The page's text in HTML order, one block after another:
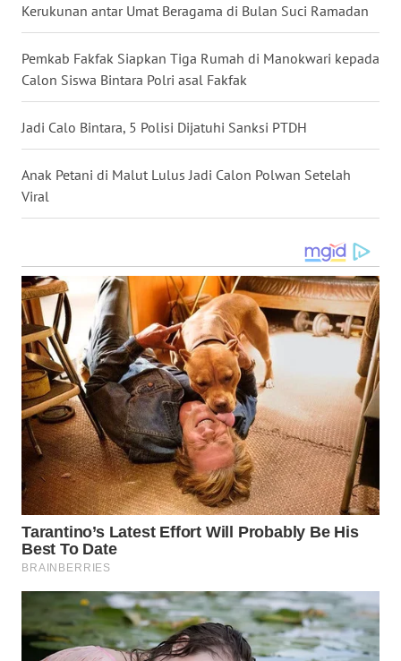
Kerukunan antar Umat Beragama di Bulan Suci Ramadan
Pemkab Fakfak Siapkan Tiga Rumah di Manokwari kepada
Calon Siswa Bintara Polri asal Fakfak
Jadi Calo Bintara, 5 Polisi Dijatuhi Sanksi PTDH
Anak Petani di Malut Lulus Jadi Calon Polwan Setelah
Viral
WN
KALTARA
WN
KALSEL
WN
WN
GORONTALO
WN
SULUT
WN
MALUKU
WN
MALUT
WN
DAIRI
WN
DANAU
TOBA